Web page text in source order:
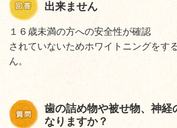
出来ません
１６歳未満の方への安全性が確認
されていないためホワイトニングをす
ん。
歯の詰め物や被せ物、神経
なりますか？